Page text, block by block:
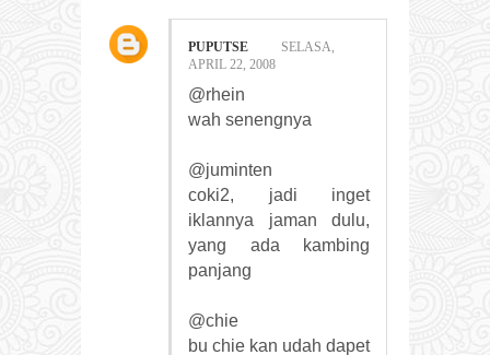
PUPUTSE
SELASA,
APRIL 22, 2008
@rhein
wah senengnya
@juminten
coki2, jadi inget
iklannya jaman dulu,
yang ada kambing
panjang
@chie
bu chie kan udah dapet